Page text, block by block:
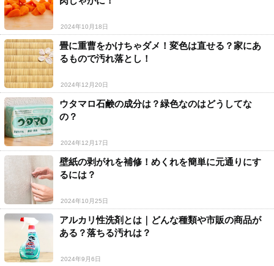
2024年10月18日
畳に重曹をかけちゃダメ！変色は直せる？家にあ
るもので汚れ落とし！
2024年12月20日
ウタマロ石鹸の成分は？緑色なのはどうしてな
の？
2024年12月17日
壁紙の剥がれを補修！めくれを簡単に元通りにす
るには？
2024年10月25日
アルカリ性洗剤とは｜どんな種類や市販の商品が
ある？落ちる汚れは？
2024年9月6日